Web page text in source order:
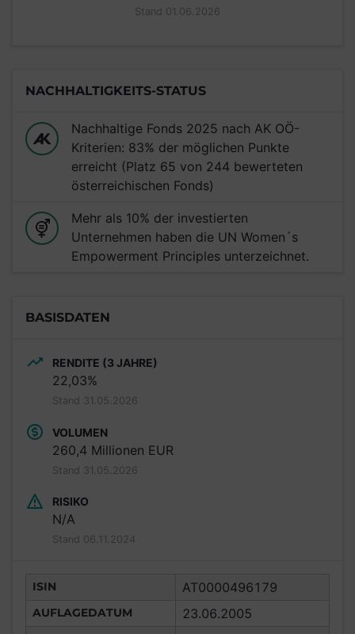
Stand 01.06.2026
NACHHALTIGKEITS-STATUS
Nachhaltige Fonds 2025 nach AK OÖ-
Kriterien: 83% der möglichen Punkte
erreicht (Platz 65 von 244 bewerteten
österreichischen Fonds)
Mehr als 10% der investierten
Unternehmen haben die UN Women´s
Empowerment Principles unterzeichnet.
BASISDATEN
RENDITE (3 JAHRE)
22,03%
Stand 31.05.2026
VOLUMEN
260,4 Millionen EUR
Stand 31.05.2026
RISIKO
N/A
Stand 06.11.2024
ISIN AT0000496179
AUFLAGEDATUM
23.06.2005